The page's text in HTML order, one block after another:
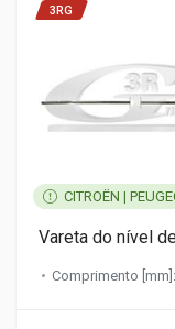
CITROËN |
3RG
Vareta do nível
Comprimento